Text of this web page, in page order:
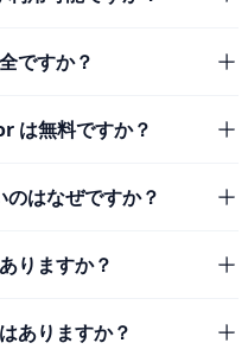
ですか？
は無料ですか？
はなぜですか？
りますか？
ありますか？